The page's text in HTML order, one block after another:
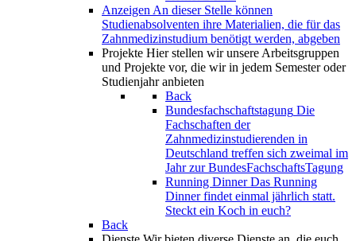
AnzeigenAn dieser Stelle können
Studienabsolventen ihre Materialien, die für das
Zahnmedizinstudium benötigt werden, abgeben
Projekte Hier stellen wir unsere Arbeitsgruppen
und Projekte vor, die wir in jedem Semester oder
Studienjahr anbieten
Back
Bundesfachschaftstagung Die
Fachschaften der
Zahnmedizinstudierenden in
Deutschland treffen sich zweimal im
Jahr zur BundesFachschaftsTagung
Running Dinner Das Running
Dinner findet einmal jährlich statt.
Steckt ein Koch in euch?
Back